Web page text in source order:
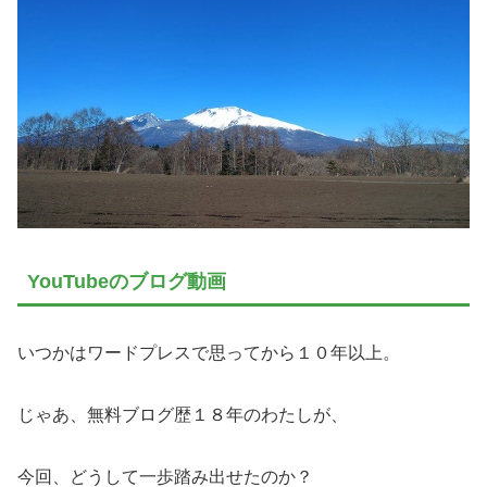
YouTubeのブログ動画
いつかはワードプレスで思ってから１０年以上。
じゃあ、無料ブログ歴１８年のわたしが、
今回、どうして一歩踏み出せたのか？